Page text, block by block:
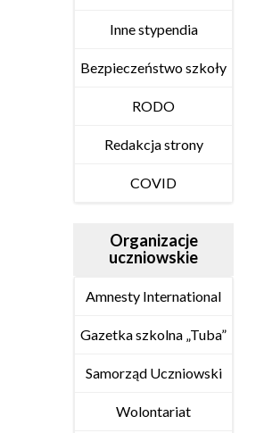
Inne stypendia
Bezpieczeństwo szkoły
RODO
Redakcja strony
COVID
Organizacje
uczniowskie
Amnesty International
Gazetka szkolna „Tuba”
Samorząd Uczniowski
Wolontariat